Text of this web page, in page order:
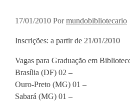
17/01/2010 Pormundobibliotecario
Inscrições: a partir de 21/01/2010
Vagas para Graduação em
Brasília (DF) 02 –
Ouro-Preto (MG) 01 –
Sabará (MG) 01 –